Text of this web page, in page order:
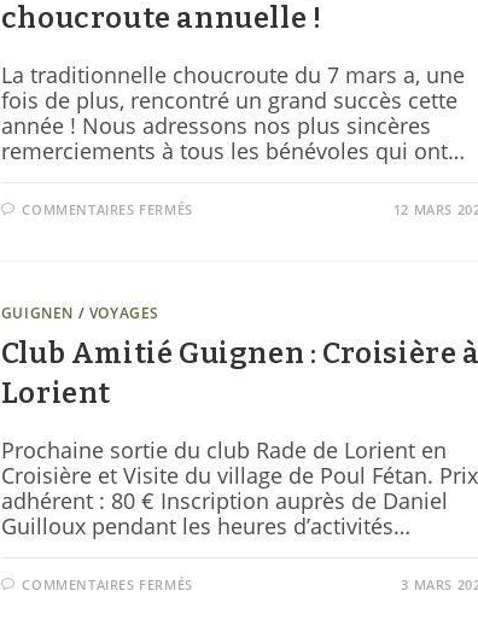
choucroute annuelle !
La traditionnelle choucroute du 7 mars a, une
fois de plus, rencontré un grand succès cette
année ! Nous adressons nos plus sincères
remerciements à tous les bénévoles qui ont…
COMMENTAIRES FERMÉS 12 MARS
GUIGNEN / VOYAGES
Club Amitié Guignen : Croisière
Lorient
Prochaine sortie du club Rade de Lorient en
Croisière et Visite du village de Poul Fétan. Prix
adhérent : 80 € Inscription auprès de Daniel
Guilloux pendant les heures d’activités…
COMMENTAIRES FERMÉS 3 MARS